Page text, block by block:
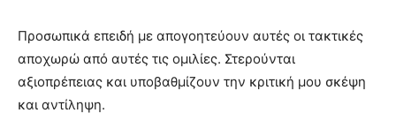
Προσωπικά επειδή με απογοητεύουν αυτές οι τακτικές
αποχωρώ από αυτές τις ομιλίες. Στερούνται
αξιοπρέπειας και υποβαθμίζουν την κριτική μου σκέψη
και αντίληψη.